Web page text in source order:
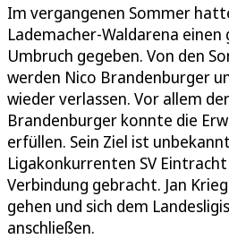
Im vergangenen Sommer
Lademacher-Waldarena
Umbruch gegeben. Von den
werden Nico Brandenburger
wieder verlassen. Vor allem
Brandenburger konnte die
erfüllen. Sein Ziel ist
Ligakonkurrenten SV
Verbindung gebracht. Jan
gehen und sich dem
anschließen.